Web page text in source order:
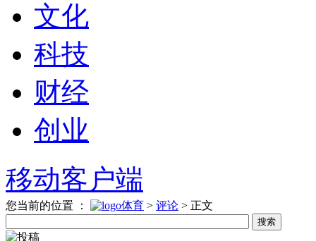
文化
科技
财经
创业
移动客户端
您当前的位置 ： 体育 > 评论 > 正文